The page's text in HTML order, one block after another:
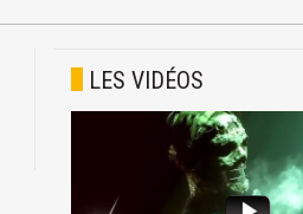
LES VIDÉOS